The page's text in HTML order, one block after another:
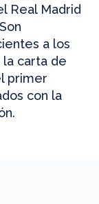
Real Madrid
a los
la carta de
primer
con la